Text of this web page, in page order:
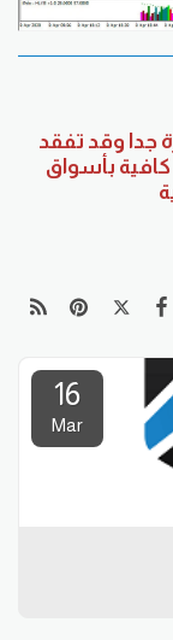
جدا وقد تفقد
كافية بأسواق
16
Mar